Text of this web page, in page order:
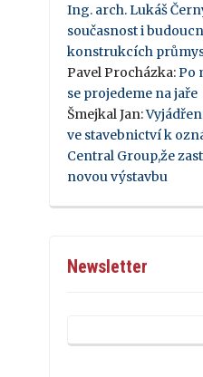
Ing. arch. Lukáš
současnost i
konstrukcích
Pavel Procházka:Po
se projedeme na jaře
Šmejkal Jan:
ve stavebnictví k
Central Group,že
novou výstavbu
Newsletter